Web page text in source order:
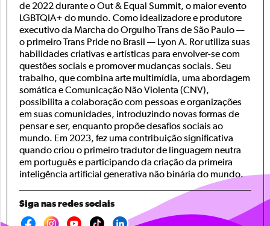
de 2022 durante o Out & Equal Summit, o maior evento
LGBTQIA+ do mundo. Como idealizadore e produtore
executivo da Marcha do Orgulho Trans de São Paulo —
o primeiro Trans Pride no Brasil — Lyon A. Ror utiliza suas
habilidades criativas e artísticas para envolver-se com
questões sociais e promover mudanças sociais. Seu
trabalho, que combina arte multimídia, uma abordagem
somática e Comunicação Não Violenta (CNV),
possibilita a colaboração com pessoas e organizações
em suas comunidades, introduzindo novas formas de
pensar e ser, enquanto propõe desafios sociais ao
mundo. Em 2023, fez uma contribuição significativa
quando criou o primeiro tradutor de linguagem neutra
em português e participando da criação da primeira
inteligência artificial generativa não binária do mundo.
Siga nas redes sociais